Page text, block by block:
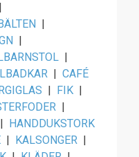
|
|
|
|
| CAFÉ
| FIK |
|
| HANDDUKSTORK
| KALSONGER |